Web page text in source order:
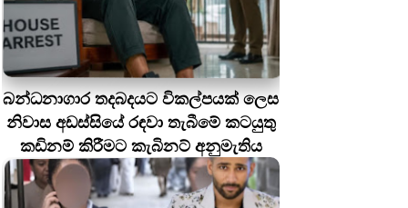
බන්ධනාගාර තදබදයට විකල්පයක් ලෙස
නිවාස අඩස්සියේ රඳවා තැබීමේ කටයුතු
කඩිනම් කිරීමට කැබිනට් අනුමැතිය